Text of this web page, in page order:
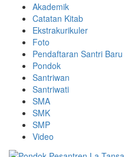
Akademik
Catatan Kitab
Ekstrakurikuler
Foto
Pendaftaran Santri Baru
Pondok
Santriwan
Santriwati
SMA
SMK
SMP
Video